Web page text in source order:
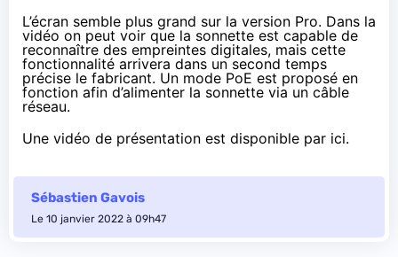
L’écran semble plus grand sur la version Pro. Dans la
vidéo on peut voir que la sonnette est capable de
reconnaître des empreintes digitales, mais cette
fonctionnalité arrivera dans un second temps
précise le fabricant. Un mode PoE est proposé en
fonction afin d’alimenter la sonnette via un câble
réseau.
Une vidéo de présentation est disponible par ici.
Sébastien Gavois
Le 10 janvier 2022 à 09h47